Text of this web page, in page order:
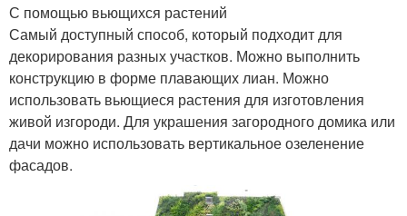
С помощью вьющихся растений
Самый доступный способ, который подходит для
декорирования разных участков. Можно выполнить
конструкцию в форме плавающих лиан. Можно
использовать вьющиеся растения для изготовления
живой изгороди. Для украшения загородного домика или
дачи можно использовать вертикальное озеленение
фасадов.